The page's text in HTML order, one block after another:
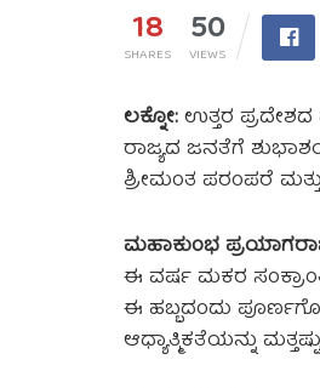
18
SHARES 50
VIEWS
ಲಕ್ನೋ:ಉತ್ತರ
ರಾಜ್ಯದ ಜನತೆಗೆ
ಶ್ರೀಮಂತ ಪರಂಪರೆ
ಮಹಾಕುಂಭ
ಈ ವರ್ಷ ಮಕರ
ಈ ಹಬ್ಬದಂದು
ಆಧ್ಯಾತ್ಮಿಕತೆಯನ್ನು